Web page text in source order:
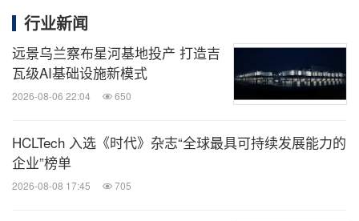
多个分支机构和
络，为农产食品、消费品、矿产、石化、工业、能
源、汽车、环境、生物医药等细分行业提供全方位测
试、检验、认证、培训和校准等质量解决方案。
SGS认证证书联系人：张女士，联系电话：+86
18629145339,
行业新闻
远景乌兰察布星河基地投产 打造吉
瓦级AI基础设施新模式
2026-08-06 22:04 650
HCLTech 入选《时代》杂志“全球最具可持续发展能力的
企业”榜单
2026-08-08 17:45 705